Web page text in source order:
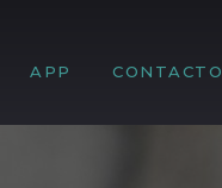
APP CONTACTO